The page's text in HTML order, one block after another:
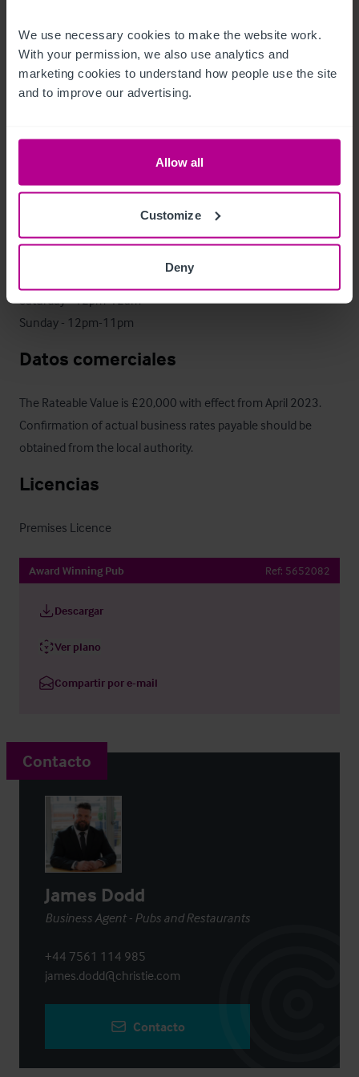
We use necessary cookies to make the website work.
With your permission, we also use analytics and
marketing cookies to understand how people use the site
and to improve our advertising.
Allow all
Customize
Deny
Due to family commitments the premises is running on
limited opening hours providing a great opportunity to extend
these for a new owner.
Horario de apertura
Saturday - 12pm-12am
Sunday - 12pm-11pm
Datos comerciales
The Rateable Value is £20,000 with effect from April 2023.
Confirmation of actual business rates payable should be
obtained from the local authority.
Licencias
Premises Licence
Award Winning Pub Ref: 5652082
Descargar
Ver plano
Compartir por e-mail
Contacto
James Dodd
Business Agent - Pubs and Restaurants
+44 7561 114 985
james.dodd@christie.com
Contacto